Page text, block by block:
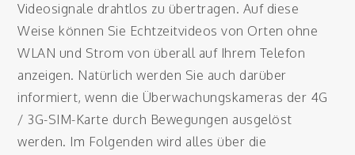
Videosignale drahtlos zu übertragen. Auf diese
Weise können Sie Echtzeitvideos von Orten ohne
WLAN und Strom von überall auf Ihrem Telefon
anzeigen. Natürlich werden Sie auch darüber
informiert, wenn die Überwachungskameras der 4G
/ 3G-SIM-Karte durch Bewegungen ausgelöst
werden. Im Folgenden wird alles über die